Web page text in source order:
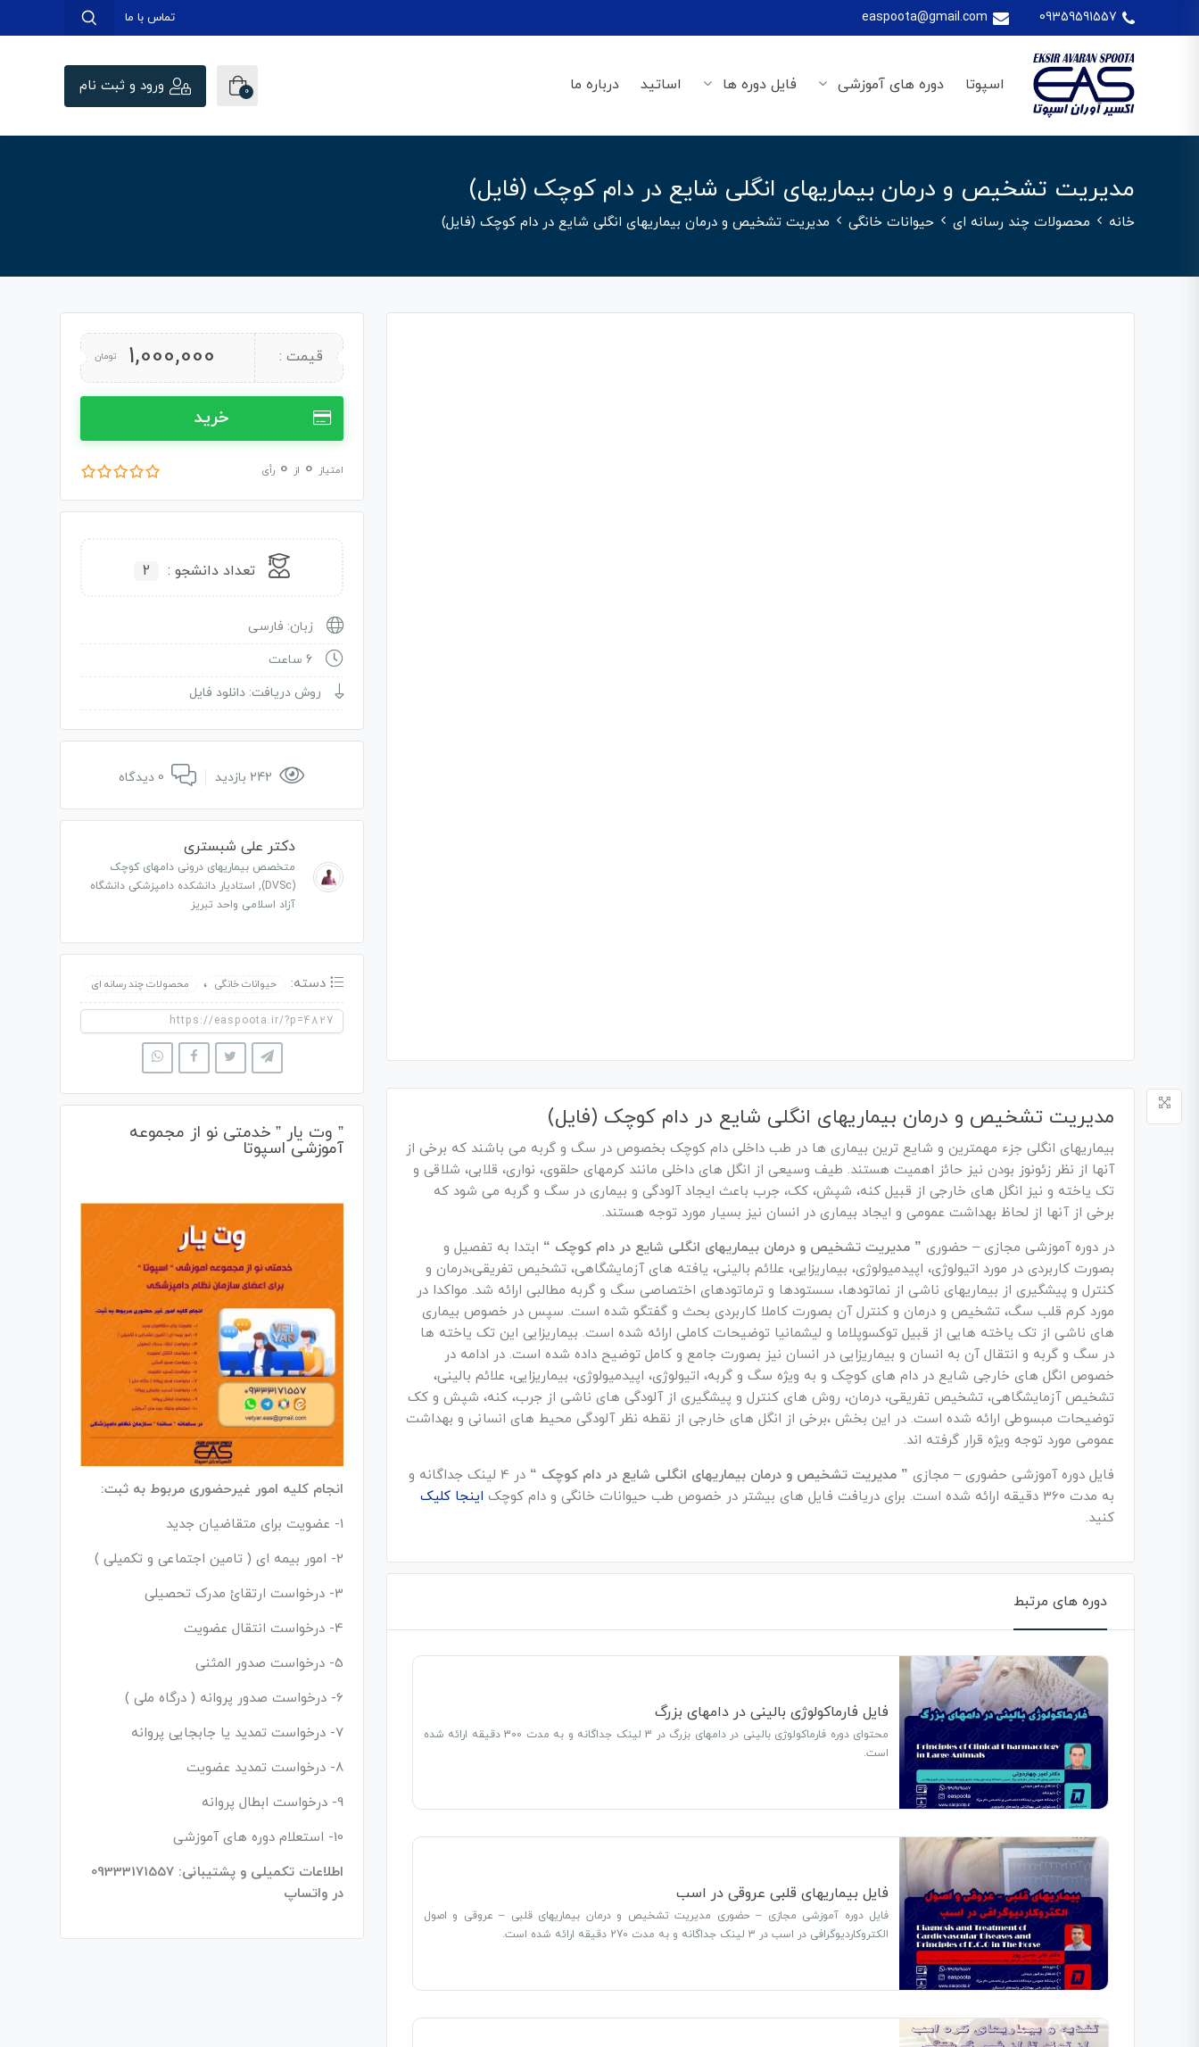
09359591557
easpoota@gmail.com تماس با ما
اسپوتا دوره های آموزشی فایل دوره ها اساتید درباره ما 0 ورود و ثبت نام
مدیریت تشخیص و درمان بیماریهای انگلی شایع در دام کوچک (فایل)
خانه محصولات چند رسانه ای حیوانات خانگی مدیریت تشخیص و درمان بیماریهای انگلی شایع در دام کوچک (فایل)
مدیریت تشخیص و درمان بیماریهای انگلی شایع در دام کوچک (فایل)
بیماریهای انگلی جزء مهمترین و شایع ترین بیماری ها در طب داخلی دام کوچک بخصوص در سگ و گربه می باشند که برخی از
آنها از نظر زئونوز بودن نیز حائز اهمیت هستند. طیف وسیعی از انگل های داخلی مانند کرمهای حلقوی، نواری، قلابی، شلاقی و
تک یاخته و نیز انگل های خارجی از قبیل کنه، شپش، کک، جرب باعث ایجاد آلودگی و بیماری در سگ و گربه می شود که
برخی از آنها از لحاظ بهداشت عمومی و ایجاد بیماری در انسان نیز بسیار مورد توجه هستند.
در دوره آموزشی مجازی – حضوری ” مدیریت تشخیص و درمان بیماریهای انگلی شایع در دام کوچک “ ابتدا به تفصیل و
بصورت کاربردی در مورد اتیولوژی، اپیدمیولوژی، بیماریزایی، علائم بالینی، یافته های آزمایشگاهی، تشخیص تفریقی،درمان و
کنترل و پیشگیری از بیماریهای ناشی از نماتودها، سستودها و ترماتودهای اختصاصی سگ و گربه مطالبی ارائه شد. مواکدا در
مورد کرم قلب سگ، تشخیص و درمان و کنترل آن بصورت کاملا کاربردی بحث و گفتگو شده است. سپس در خصوص بیماری
های ناشی از تک یاخته هایی از قبیل توکسوپلاما و لیشمانیا توضیحات کاملی ارائه شده است. بیماریزایی این تک یاخته ها
در سگ و گربه و انتقال آن به انسان و بیماریزایی در انسان نیز بصورت جامع و کامل توضیح داده شده است. در ادامه در
خصوص انگل های خارجی شایع در دام های کوچک و به ویژه سگ و گربه، اتیولوژی، اپیدمیولوژی، بیماریزایی، علائم بالینی،
تشخیص آزمایشگاهی، تشخیص تفریقی، درمان، روش های کنترل و پیشگیری از آلودگی های ناشی از جرب، کنه، شپش و کک
توضیحات مبسوطی ارائه شده است. در این بخش ،برخی از انگل های خارجی از نقطه نظر آلودگی محیط های انسانی و بهداشت
عمومی مورد توجه ویژه قرار گرفته اند.
فایل دوره آموزشی حضوری – مجازی ” مدیریت تشخیص و درمان بیماریهای انگلی شایع در دام کوچک “
در 4 لینک جداگانه و
به مدت 360 دقیقه ارائه شده است. برای دریافت فایل های بیشتر در خصوص طب حیوانات خانگی و دام کوچک
اینجا کلیک
کنید.
دوره های مرتبط
فایل فارماکولوژی بالینی در دامهای بزرگ
محتوای دوره فارماکولوژی بالینی در دامهای بزرگ در 3 لینک جداگانه و به مدت 300 دقیقه ارائه شده
است.
فایل بیماریهای قلبی عروقی در اسب
فایل دوره آموزشی مجازی – حضوری مدیریت تشخیص و درمان بیماریهای قلبی – عروقی و اصول
الکتروکاردیوگرافی در اسب در 3 لینک جداگانه و به مدت 270 دقیقه ارائه شده است.
قیمت : 1,000,000 تومان
خرید
امتیاز 0 از 0 رأی
تعداد دانشجو : 2
زبان: فارسی
6 ساعت
روش دریافت: دانلود فایل
دکتر علی شبستری
متخصص بیماریهای درونی دامهای کوچک
(DVSc), استادیار دانشکده دامپزشکی دانشگاه
آزاد اسلامی واحد تبریز
دسته: حیوانات خانگی ، محصولات چند رسانه ای
” وت یار ” خدمتی نو از مجموعه
آموزشی اسپوتا
انجام کلیه امور غیرحضوری مربوط به ثبت:
1- عضویت برای متقاضیان جدید
2- امور بیمه ای ( تامین اجتماعی و تکمیلی )
3- درخواست ارتقائ مدرک تحصیلی
4- درخواست انتقال عضویت
5- درخواست صدور المثنی
6- درخواست صدور پروانه ( درگاه ملی )
7- درخواست تمدید یا جابجایی پروانه
8- درخواست تمدید عضویت
9- درخواست ابطال پروانه
10- استعلام دوره های آموزشی
اطلاعات تکمیلی و پشتیبانی: 09333171557
در واتساپ